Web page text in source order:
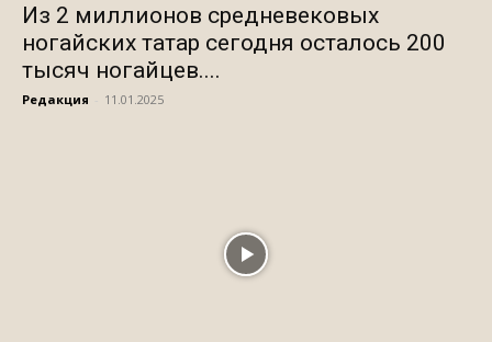
Из 2 миллионов средневековых
ногайских татар сегодня осталось 200
тысяч ногайцев....
Редакция 11.01.2025